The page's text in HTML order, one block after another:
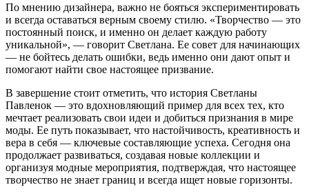
По мнению дизайнера, важно не бояться экспериментировать
и всегда оставаться верным своему стилю. «Творчество — это
постоянный поиск, и именно он делает каждую работу
уникальной», — говорит Светлана. Ее совет для начинающих
— не бойтесь делать ошибки, ведь именно они дают опыт и
помогают найти свое настоящее призвание.
В завершение стоит отметить, что история Светланы
Павленок — это вдохновляющий пример для всех тех, кто
мечтает реализовать свои идеи и добиться признания в мире
моды. Ее путь показывает, что настойчивость, креативность и
вера в себя — ключевые составляющие успеха. Сегодня она
продолжает развиваться, создавая новые коллекции и
организуя модные мероприятия, подтверждая, что настоящее
творчество не знает границ и всегда ищет новые горизонты.